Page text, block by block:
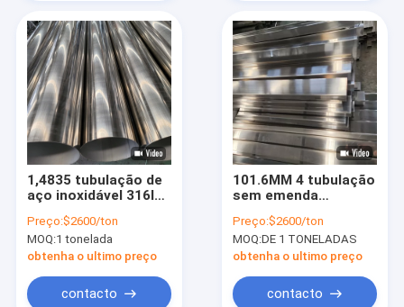
1,4835 tubulação de
aço inoxidável 316ln
1,4845 1,4301 1,4571
para a construção
Preço:$2600/ton
MOQ:1 tonelada
obtenha o ultimo preço
contacto
101.6MM 4 tubulação
sem emenda
da tubulação sem
emenda
Preço:$2600/ton
MOQ:DE 1 TONELADAS
obtenha o ultimo preço
contacto